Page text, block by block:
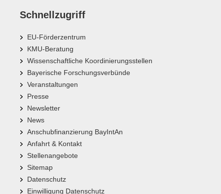
Schnellzugriff
EU-Förderzentrum
KMU-Beratung
Wissenschaftliche Koordinierungsstellen
Bayerische Forschungsverbünde
Veranstaltungen
Presse
Newsletter
News
Anschubfinanzierung BayIntAn
Anfahrt & Kontakt
Stellenangebote
Sitemap
Datenschutz
Einwilligung Datenschutz